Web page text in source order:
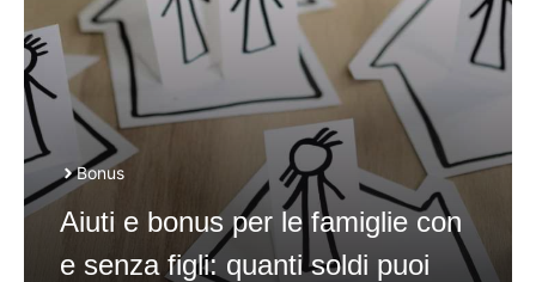
Bonus
Aiuti e bonus per le famiglie con
e senza figli: quanti soldi puoi